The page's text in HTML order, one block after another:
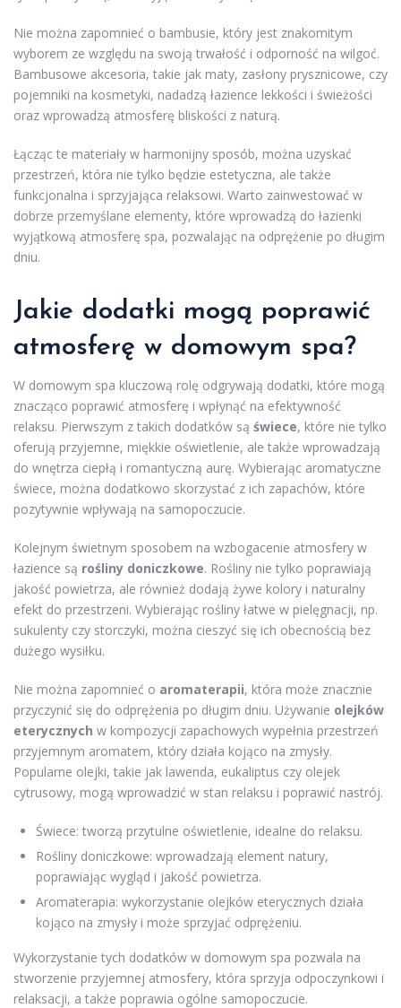
Nie można zapomnieć o bambusie, który jest znakomitym
wyborem ze względu na swoją trwałość i odporność na wilgoć.
Bambusowe akcesoria, takie jak maty, zasłony prysznicowe, czy
pojemniki na kosmetyki, nadadzą łazience lekkości i świeżości
oraz wprowadzą atmosferę bliskości z naturą.
Łącząc te materiały w harmonijny sposób, można uzyskać
przestrzeń, która nie tylko będzie estetyczna, ale także
funkcjonalna i sprzyjająca relaksowi. Warto zainwestować w
dobrze przemyślane elementy, które wprowadzą do łazienki
wyjątkową atmosferę spa, pozwalając na odprężenie po długim
dniu.
Jakie dodatki mogą poprawić
atmosferę w domowym spa?
W domowym spa kluczową rolę odgrywają dodatki, które mogą
znacząco poprawić atmosferę i wpłynąć na efektywność
relaksu. Pierwszym z takich dodatków są świece, które nie tylko
oferują przyjemne, miękkie oświetlenie, ale także wprowadzają
do wnętrza ciepłą i romantyczną aurę. Wybierając aromatyczne
świece, można dodatkowo skorzystać z ich zapachów, które
pozytywnie wpływają na samopoczucie.
Kolejnym świetnym sposobem na wzbogacenie atmosfery w
łazience są rośliny doniczkowe. Rośliny nie tylko poprawiają
jakość powietrza, ale również dodają żywe kolory i naturalny
efekt do przestrzeni. Wybierając rośliny łatwe w pielęgnacji, np.
sukulenty czy storczyki, można cieszyć się ich obecnością bez
dużego wysiłku.
Nie można zapomnieć o aromaterapii, która może znacznie
przyczynić się do odprężenia po długim dniu. Używanie olejków
eterycznych w kompozycji zapachowych wypełnia przestrzeń
przyjemnym aromatem, który działa kojąco na zmysły.
Popularne olejki, takie jak lawenda, eukaliptus czy olejek
cytrusowy, mogą wprowadzić w stan relaksu i poprawić nastrój.
Świece: tworzą przytulne oświetlenie, idealne do relaksu.
Rośliny doniczkowe: wprowadzają element natury,
poprawiając wygląd i jakość powietrza.
Aromaterapia: wykorzystanie olejków eterycznych działa
kojąco na zmysły i może sprzyjać odprężeniu.
Wykorzystanie tych dodatków w domowym spa pozwala na
stworzenie przyjemnej atmosfery, która sprzyja odpoczynkowi i
relaksacji, a także poprawia ogólne samopoczucie.